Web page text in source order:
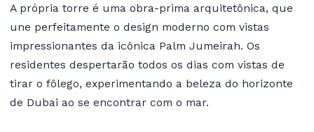
A própria torre é uma obra-prima arquitetônica, que
une perfeitamente o design moderno com vistas
impressionantes da icônica Palm Jumeirah. Os
residentes despertarão todos os dias com vistas de
tirar o fôlego, experimentando a beleza do horizonte
de Dubai ao se encontrar com o mar.